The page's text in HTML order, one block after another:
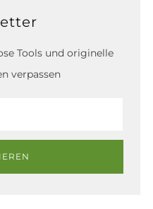
Tools und originelle
verpassen